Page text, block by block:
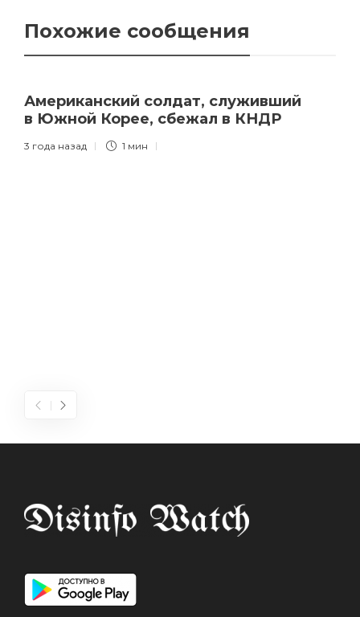
Похожие сообщения
Американский солдат, служивший
в Южной Корее, сбежал в КНДР
3 года назад 1 мин